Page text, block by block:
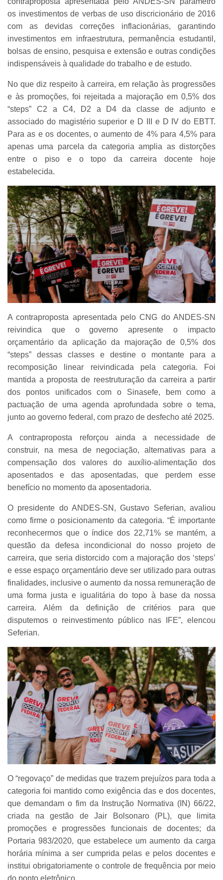
os investimentos de verbas de uso discricionário de 2016
com as devidas correções inflacionárias, garantindo
investimentos em infraestrutura, permanência estudantil,
bolsas de ensino, pesquisa e extensão e outras condições
indispensáveis à qualidade do trabalho e de estudo.
No que diz respeito à carreira, em relação às progressões
e às promoções, foi rejeitada a majoração em 0,5% dos
“steps” C2 a C4, D2 a D4 da classe de adjunto e
associado do magistério superior e D III e D IV do EBTT.
Para as e os docentes, o aumento de 4% para 4,5% para
apenas uma parcela da categoria amplia as distorções
entre o piso e o topo da carreira docente hoje
estabelecida.
A contraproposta apresentada pelo CNG do ANDES-SN
reivindica que o governo apresente o impacto
orçamentário da aplicação da majoração de 0,5% dos
“steps” dessas classes e destine o montante para a
recomposição linear reivindicada pela categoria. Foi
mantida a proposta de reestruturação da carreira a partir
dos pontos unificados com o Sinasefe, bem como a
pactuação de uma agenda aprofundada sobre o tema,
junto ao governo federal, com prazo de desfecho até 2025.
A contraproposta reforçou ainda a necessidade de
construir, na mesa de negociação, alternativas para a
compensação dos valores do auxílio-alimentação dos
aposentados e das aposentadas, que perdem esse
benefício no momento da aposentadoria.
O presidente do ANDES-SN, Gustavo Seferian, avaliou
como firme o posicionamento da categoria. “É importante
reconhecermos que o índice dos 22,71% se mantém, a
questão da defesa incondicional do nosso projeto de
carreira, que seria distorcido com a majoração dos ‘steps’
e esse espaço orçamentário deve ser utilizado para outras
finalidades, inclusive o aumento da nossa remuneração de
uma forma justa e igualitária do topo à base da nossa
carreira. Além da definição de critérios para que
disputemos o reinvestimento público nas IFE”, elencou
Seferian.
O “regovaço” de medidas que trazem prejuízos para toda a
categoria foi mantido como exigência das e dos docentes,
que demandam o fim da Instrução Normativa (IN) 66/22,
criada na gestão de Jair Bolsonaro (PL), que limita
promoções e progressões funcionais de docentes; da
Portaria 983/2020, que estabelece um aumento da carga
horária mínima a ser cumprida pelas e pelos docentes e
institui obrigatoriamente o controle de frequência por meio